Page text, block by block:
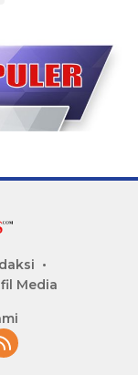
Media